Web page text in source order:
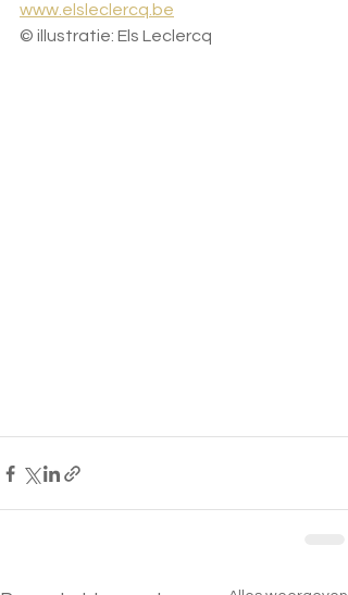
www.elsleclercq.be
© illustratie: Els Leclercq